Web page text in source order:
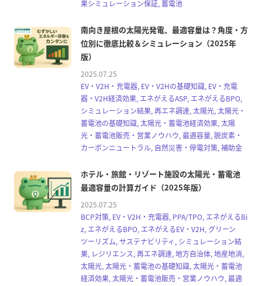
果シミュレーション保証, 蓄電池
南向き屋根の太陽光発電、最適容量は？角度・方
位別に徹底比較＆シミュレーション（2025年
版）
2025.07.25
EV・V2H・充電器, EV・V2Hの基礎知識, EV・充電
器・V2H経済効果, エネがえるASP, エネがえるBPO,
シミュレーション結果, 再エネ調達, 太陽光, 太陽光・
蓄電池の基礎知識, 太陽光・蓄電池経済効果, 太陽
光・蓄電池販売・営業ノウハウ, 最適容量, 脱炭素・
カーボンニュートラル, 自然災害・停電対策, 補助金
ホテル・旅館・リゾート施設の太陽光・蓄電池
最適容量の計算ガイド（2025年版）
2025.07.25
BCP対策, EV・V2H・充電器, PPA/TPO, エネがえるBi
z, エネがえるBPO, エネがえるEV・V2H, グリーン
ツーリズム, サステナビリティ, シミュレーション結
果, レジリエンス, 再エネ調達, 地方自治体, 地産地消,
太陽光, 太陽光・蓄電池の基礎知識, 太陽光・蓄電池
経済効果, 太陽光・蓄電池販売・営業ノウハウ, 最適